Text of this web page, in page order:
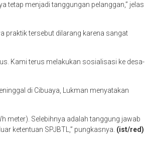
tetap menjadi tanggungan pelanggan,” jelas
praktik tersebut dilarang karena sangat
Kami terus melakukan sosialisasi ke desa-
di Cibuaya, Lukman menyatakan
meter). Selebihnya adalah tanggung jawab
ketentuan SPJBTL,” pungkasnya. (ist/red)